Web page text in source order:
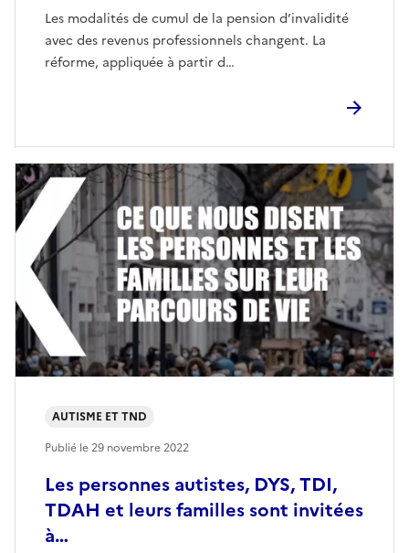
Les modalités de cumul de la pension d’invalidité
avec des revenus professionnels changent. La
réforme, appliquée à partir d…
Les personnes autistes, DYS, TDI,
TDAH et leurs familles sont invitées
à…
AUTISME ET TND
Publié le29 novembre 2022